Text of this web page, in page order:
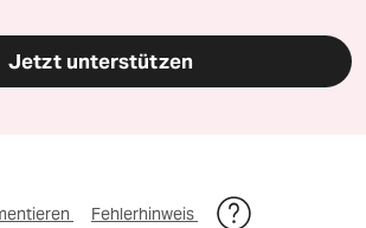
Jetzt unterstützen
Fehlerhinweis